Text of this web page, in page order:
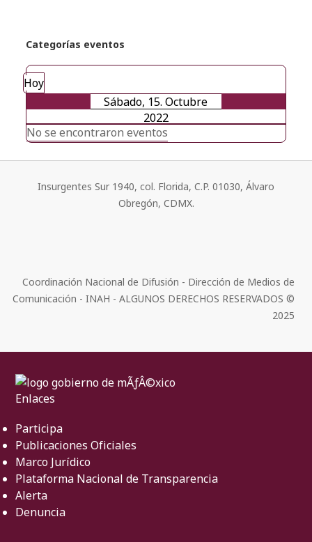
Categorías eventos
Hoy
Sábado, 15. Octubre
2022
No se encontraron eventos
Insurgentes Sur 1940, col. Florida, C.P. 01030, Álvaro
Obregón, CDMX.
Coordinación Nacional de Difusión - Dirección de Medios de
Comunicación - INAH - ALGUNOS DERECHOS RESERVADOS ©
2025
Enlaces
Participa
Publicaciones Oficiales
Marco Jurídico
Plataforma Nacional de Transparencia
Alerta
Denuncia